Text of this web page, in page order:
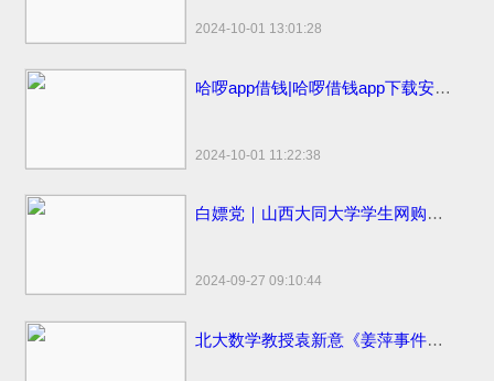
2024-10-01 13:01:28
哈啰app借钱|哈啰借钱app下载安装免费小小上当和电话骚扰
2024-10-01 11:22:38
白嫖党｜山西大同大学学生网购申请“仅退款”被拒骂客服一小时
2024-09-27 09:10:44
北大数学教授袁新意《姜萍事件的疑点分析》点评姜萍板书 阿里巴巴竞赛受质疑